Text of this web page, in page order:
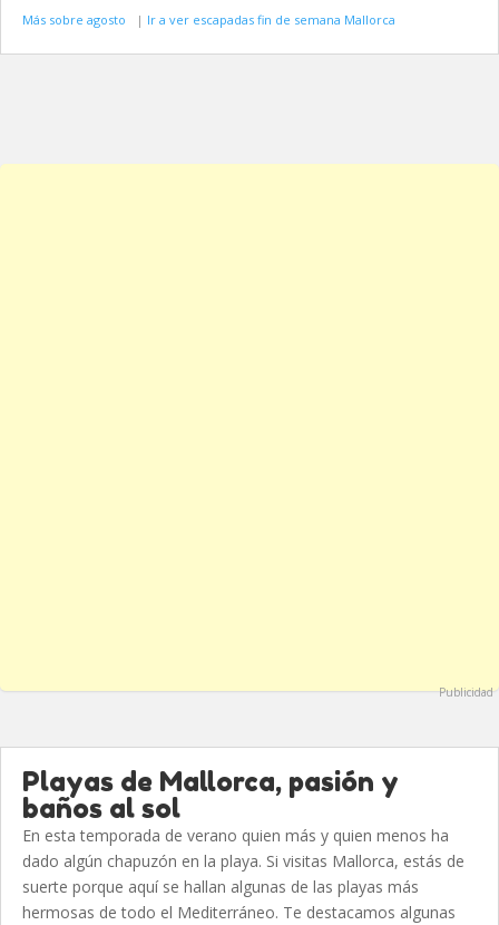
Más sobre agosto | Ir a ver escapadas fin de semana Mallorca
Publicidad
Playas de Mallorca, pasión y
baños al sol
En esta temporada de verano quien más y quien menos ha
dado algún chapuzón en la playa. Si visitas Mallorca, estás de
suerte porque aquí se hallan algunas de las playas más
hermosas de todo el Mediterráneo. Te destacamos algunas